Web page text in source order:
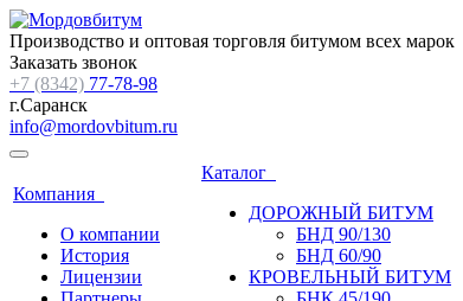
Производство и оптовая торговля битумом всех марок
Заказать звонок
+7 (8342) 77-78-98
г.Саранск
info@mordovbitum.ru
Компания
О компании
История
Лицензии
Каталог
ДОРОЖНЫЙ БИТУМ
БНД 90/130
БНД 60/90
КРОВЕЛЬНЫЙ БИТУМ